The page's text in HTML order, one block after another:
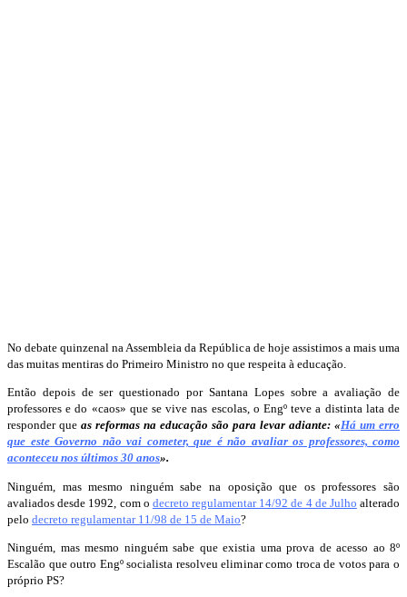
No debate quinzenal na Assembleia da República de hoje assistimos a mais uma
das muitas mentiras do Primeiro Ministro no que respeita à educação.
Então depois de ser questionado por Santana Lopes sobre a avaliação de
professores e do «caos» que se vive nas escolas, o Engº teve a distinta lata de
responder que as reformas na educação são para levar adiante: «Há um erro
que este Governo não vai cometer, que é não avaliar os professores, como
aconteceu nos últimos 30 anos».
Ninguém, mas mesmo ninguém sabe na oposição que os professores são
avaliados desde 1992, com o decreto regulamentar 14/92 de 4 de Julho alterado
pelo decreto regulamentar 11/98 de 15 de Maio?
Ninguém, mas mesmo ninguém sabe que existia uma prova de acesso ao 8º
Escalão que outro Engº socialista resolveu eliminar como troca de votos para o
próprio PS?